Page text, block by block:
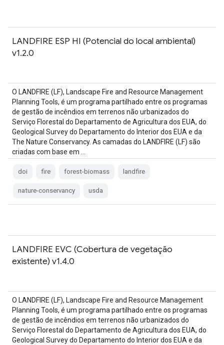
LANDFIRE ESP HI (Potencial do local ambiental)
v1.2.0
O LANDFIRE (LF), Landscape Fire and Resource Management
Planning Tools, é um programa partilhado entre os programas
de gestão de incêndios em terrenos não urbanizados do
Serviço Florestal do Departamento de Agricultura dos EUA, do
Geological Survey do Departamento do Interior dos EUA e da
The Nature Conservancy. As camadas do LANDFIRE (LF) são
criadas com base em …
doi fire forest-biomass landfire
nature-conservancy usda
LANDFIRE EVC (Cobertura de vegetação
existente) v1.4.0
O LANDFIRE (LF), Landscape Fire and Resource Management
Planning Tools, é um programa partilhado entre os programas
de gestão de incêndios em terrenos não urbanizados do
Serviço Florestal do Departamento de Agricultura dos EUA, do
Geological Survey do Departamento do Interior dos EUA e da